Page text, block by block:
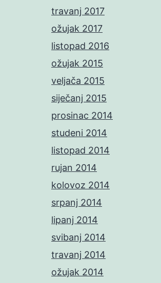
travanj 2017
ožujak 2017
listopad 2016
ožujak 2015
veljača 2015
siječanj 2015
prosinac 2014
studeni 2014
listopad 2014
rujan 2014
kolovoz 2014
srpanj 2014
lipanj 2014
svibanj 2014
travanj 2014
ožujak 2014